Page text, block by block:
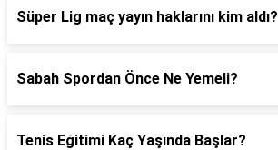
Süper Lig maç yayın haklarını kim aldı?
Sabah Spordan Önce Ne Yemeli?
Tenis Eğitimi Kaç Yaşında Başlar?